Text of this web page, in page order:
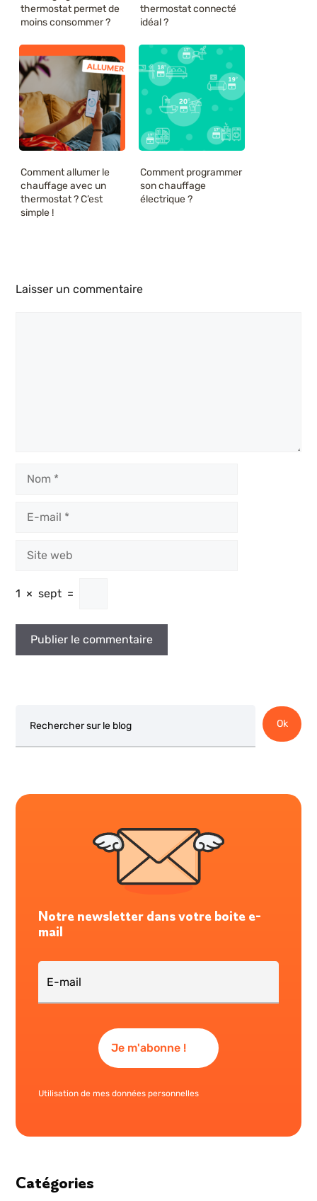
thermostat permet de
moins consommer ?
thermostat connecté
idéal ?
Comment allumer le
chauffage avec un
thermostat ? C’est
simple !
Comment programmer
son chauffage
électrique ?
Laisser un commentaire
mail
web
1 × sept =
Ok
Notre newsletter dans votre boite e-
mail
Utilisation de mes données personnelles
Catégories